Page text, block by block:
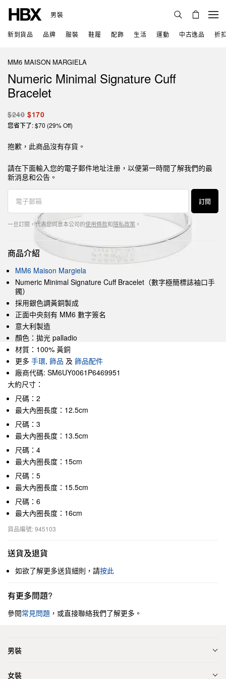
男裝
新到貨品 品牌 服裝 鞋履 配飾 生活 運動 中古逸品 折
MM6 MAISON MARGIELA
Numeric Minimal Signature Cuff
Bracelet
$240 $170
您省下了: $70 (29% Off)
抱歉，此商品沒有存貨。
請在下面輸入您的電子郵件地址注册，以便第一時間了解我們的最
新消息和公告。
訂閱
一旦訂閱，代表您同意本公司的使用條款和隱私政策 。
商品介紹
MM6 Maison Margiela
Numeric Minimal Signature Cuff Bracelet（數字極簡標誌袖口手
鐲）
採用銀色調黃銅製成
正面中央刻有 MM6 數字簽名
意大利製造
顏色：拋光 palladio
材質：100% 黃銅
更多 手環, 飾品 及 飾品配件
廠商代碼: SM6UY0061P6469951
大約尺寸：
尺碼：2
最大內圈長度：12.5cm
尺碼：3
最大內圈長度：13.5cm
尺碼：4
最大內圈長度：15cm
尺碼：5
最大內圈長度：15.5cm
尺碼：6
最大內圈長度：16cm
貨品編號: 945103
送貨及退貨
如欲了解更多送貨細則，請按此
有更多問題?
參閱常見問題 ，或直接聯絡我們了解更多。
男裝
女裝